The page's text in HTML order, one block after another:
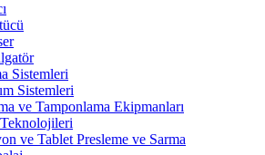
Sistemleri
Sistemleri
ve Tamponlama Ekipmanları
ve Tablet Presleme ve Sarma